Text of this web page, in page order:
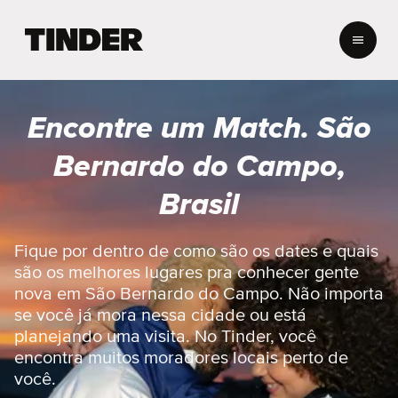
a
n
d
o
T
i
n
d
e
Encontre um Match. São
Bernardo do Campo,
Brasil
Fique por dentro de como são os dates e quais
são os melhores lugares pra conhecer gente
nova em São Bernardo do Campo. Não importa
se você já mora nessa cidade ou está
planejando uma visita. No Tinder, você
encontra muitos moradores locais perto de
você.